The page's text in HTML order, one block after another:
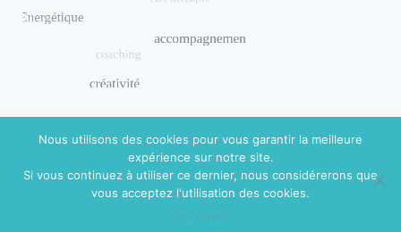
© 2018 DISHUAL. Réalisé parVirginie Guidal
Mentions
Nous utilisons des cookies pour vous garantir la meilleure
expérience sur notre site.
Si vous continuez à utiliser ce dernier, nous considérerons que
vous acceptez l'utilisation des cookies.